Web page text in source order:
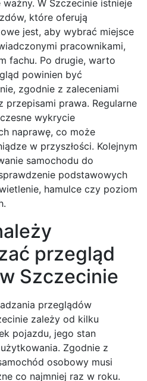
W Szczecinie istnieje
które oferują
jest, aby wybrać miejsce
pracownikami,
fachu. Po drugie, warto
powinien być
zgodnie z zaleceniami
prawa. Regularne
wykrycie
naprawę, co może
w przyszłości. Kolejnym
samochodu do
podstawowych
hamulce czy poziom
przegląd
Szczecinie
przeglądów
zależy od kilku
pojazdu, jego stan
Zgodnie z
osobowy musi
co najmniej raz w roku.